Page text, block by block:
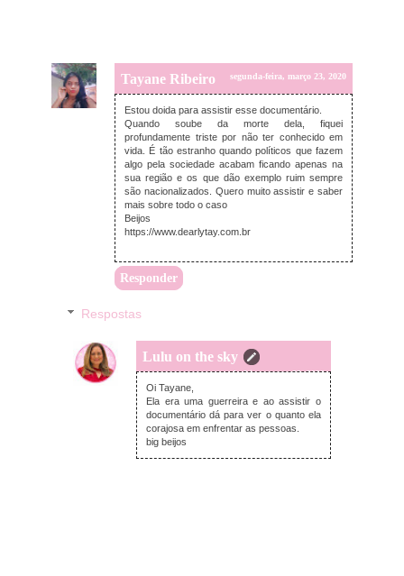
Tayane Ribeiro segunda-feira, março 23, 2020
Estou doida para assistir esse documentário.
Quando soube da morte dela, fiquei
profundamente triste por não ter conhecido em
vida. É tão estranho quando políticos que fazem
algo pela sociedade acabam ficando apenas na
sua região e os que dão exemplo ruim sempre
são nacionalizados. Quero muito assistir e saber
mais sobre todo o caso
Beijos
https://www.dearlytay.com.br
Responder
Respostas
Lulu on the sky
segunda-feira, março 23, 2020
Oi Tayane,
Ela era uma guerreira e ao assistir o
documentário dá para ver o quanto ela
corajosa em enfrentar as pessoas.
big beijos